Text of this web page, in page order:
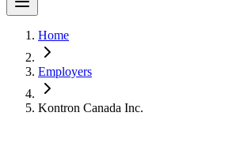
Home
Employers
Kontron Canada Inc.